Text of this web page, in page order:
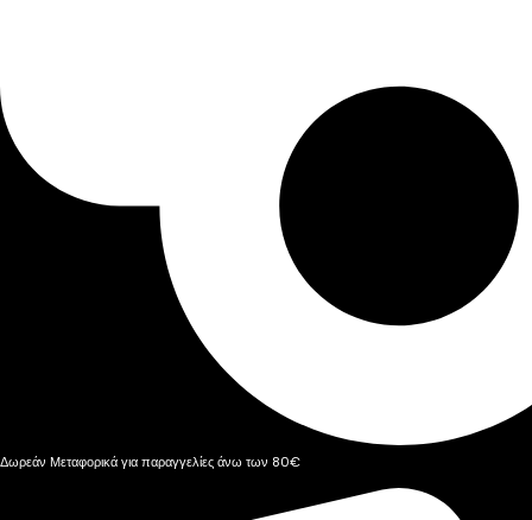
Δωρεάν Μεταφορικά για παραγγελίες άνω των 80€